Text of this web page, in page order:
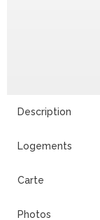
Description
Logements
Carte
Photos